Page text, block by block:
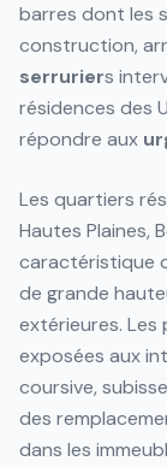
barres dont les
construction,
serruriers
résidences des
répondre aux
Les quartiers
Hautes Plaines,
caractéristique
de grande
extérieures. Les
exposées aux
coursive,
des
dans les